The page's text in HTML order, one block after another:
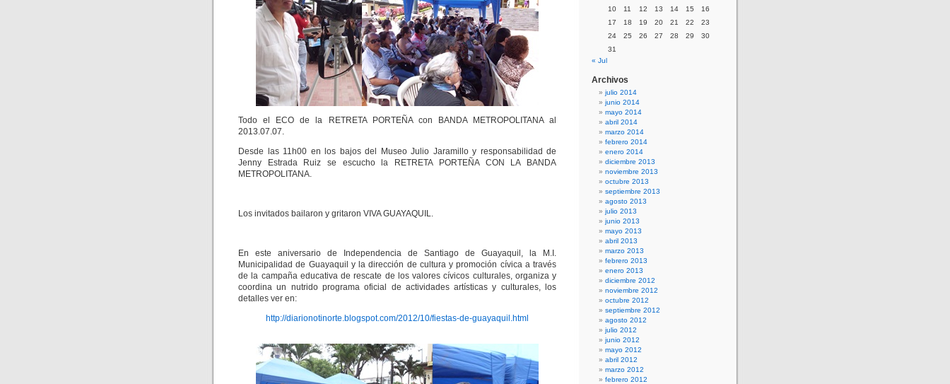
Todo el ECO de la RETRETA PORTEÑA con BANDA METROPOLITANA al
2013.07.07.
Desde las 11h00 en los bajos del Museo Julio Jaramillo y responsabilidad de
Jenny Estrada Ruiz se escucho la RETRETA PORTEÑA CON LA BANDA
METROPOLITANA.
Los invitados bailaron y gritaron VIVA GUAYAQUIL.
En este aniversario de Independencia de Santiago de Guayaquil, la M.I.
Municipalidad de Guayaquil y la dirección de cultura y promoción cívica a través
de la campaña educativa de rescate de los valores cívicos culturales, organiza y
coordina un nutrido programa oficial de actividades artísticas y culturales, los
detalles ver en:
http://diarionotinorte.blogspot.com/2012/10/fiestas-de-guayaquil.html
10
11 12 13 14 15
16
17
18 19 20 21 22
23
24
25 26 27 28 29
30
31
« Jul
Archivos
julio 2014
junio 2014
mayo 2014
abril 2014
marzo 2014
febrero 2014
enero 2014
diciembre 2013
noviembre 2013
octubre 2013
septiembre 2013
agosto 2013
julio 2013
junio 2013
mayo 2013
abril 2013
marzo 2013
febrero 2013
enero 2013
diciembre 2012
noviembre 2012
octubre 2012
septiembre 2012
agosto 2012
julio 2012
junio 2012
mayo 2012
abril 2012
marzo 2012
febrero 2012